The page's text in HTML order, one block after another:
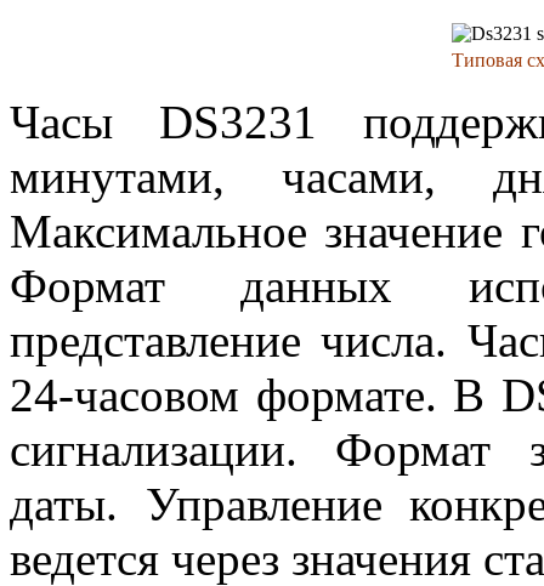
Типовая
Часы DS3231
минутами, часами,
Максимальное значение
Формат данных
представление числа.
24-часовом формате. В
сигнализации. Формат
даты. Управление
ведется через значения